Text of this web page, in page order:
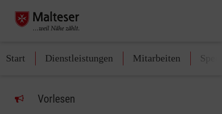
Start Dienstleistungen Mitarbeiten
Vorlesen